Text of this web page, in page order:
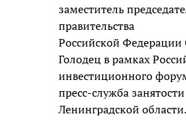
заместитель
правительства
Российской Федерации
Голодец в рамках
инвестиционного
пресс-служба занятости
Ленинградской области.